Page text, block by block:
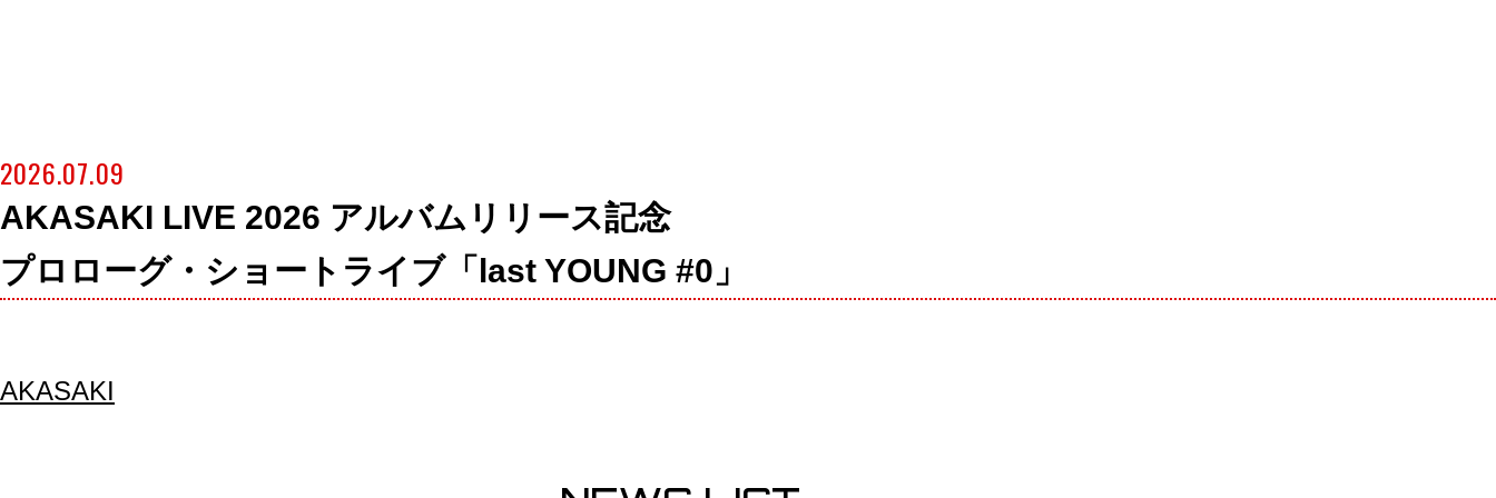
2026.07.09
AKASAKI LIVE 2026 アルバムリリース記念
プロローグ・ショートライブ「last YOUNG #0」
AKASAKI